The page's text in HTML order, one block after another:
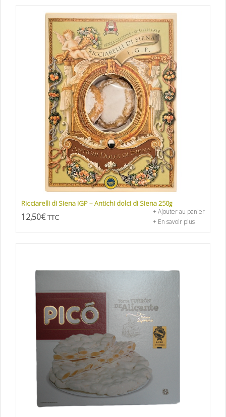
Ricciarelli di Siena IGP – Antichi dolci di Siena 250g
12,50€ TTC
+ Ajouter au panier
+ En savoir plus